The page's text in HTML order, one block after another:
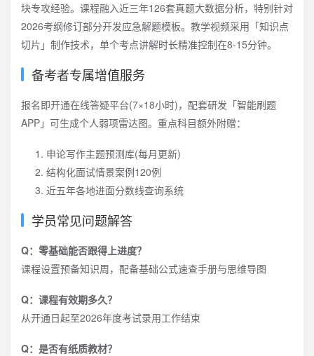
块专攻经验。课程融入近三年126套真题大数据分析，特别针对
2026考纲修订部分开发应急解题模板。教学视频采用「知识点
切片」制作技术，单个考点讲解时长精准控制在8-15分钟。
备考者专属增值服务
报名即开通在线答疑平台(7×18小时)，配套研发「智能刷题
APP」可生成个人弱项雷达图。重点科目额外附赠：
申论写作主题预测库(每月更新)
结构化面试情景案例120例
近五年各地进面分数线查询系统
学员常见问题解答
Q：零基础能否跟得上进度？
课程设置预备知识周，配备基础公式速查手册与思维导图
Q：课程有效期多久？
从开通日起至2026年度考试录用工作结束
Q：是否有纸质教材？